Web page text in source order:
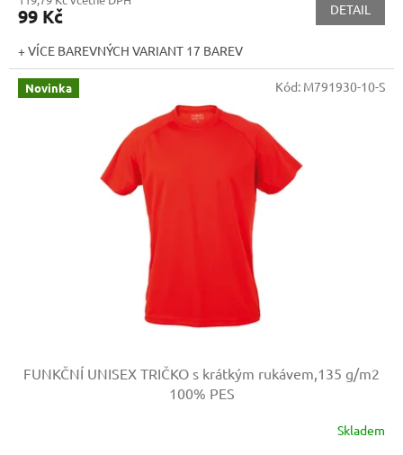
99 Kč DETAIL
+ VÍCE BAREVNÝCH VARIANT 17 BAREV
Novinka
FUNKČNÍ UNISEX TRIČKO s krátkým rukávem,135 g/m2
100% PES
Skladem
Kód: M791930-10-S